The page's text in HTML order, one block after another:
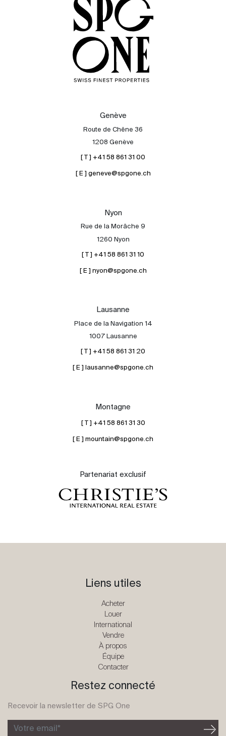
Genève
Route de Chêne 36
1208 Genève
[ T ] +41 58 861 31 00
[ E ] geneve@spgone.ch
Nyon
Rue de la Morâche 9
1260 Nyon
[ T ] +41 58 861 31 10
[ E ] nyon@spgone.ch
Lausanne
Place de la Navigation 14
1007 Lausanne
[ T ] +41 58 861 31 20
[ E ] lausanne@spgone.ch
Montagne
[ T ] +41 58 861 31 30
[ E ] mountain@spgone.ch
Partenariat exclusif
Liens utiles
Acheter
Louer
International
Vendre
À propos
Équipe
Contacter
Restez connecté
Recevoir la newsletter de SPG One
Votre email*